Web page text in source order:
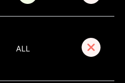
ALL